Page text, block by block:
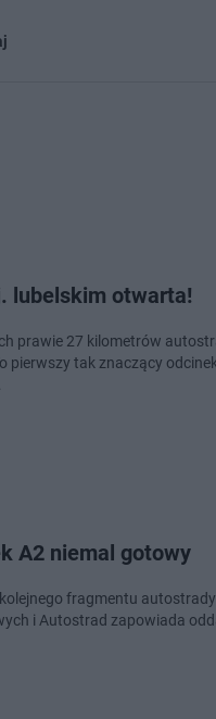
lubelskim otwarta!
prawie 27 kilometrów
pierwszy tak znaczący
A2 niemal gotowy
fragmentu
i Autostrad zapowiada